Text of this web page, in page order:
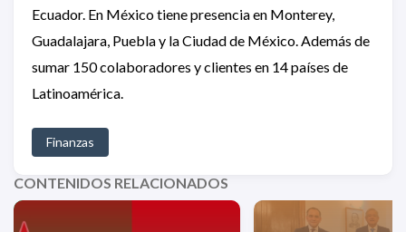
Ecuador. En México tiene presencia en Monterey,
Guadalajara, Puebla y la Ciudad de México. Además de
sumar 150 colaboradores y clientes en 14 países de
Latinoamérica.
Finanzas
CONTENIDOS RELACIONADOS